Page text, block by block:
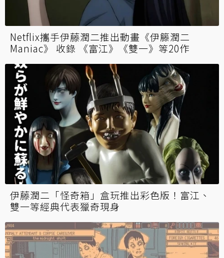
Netflix攜手伊藤潤二推出動畫《伊籐潤二
Maniac》 收錄 《富江》《雙一》等20作
伊藤潤二「怪奇箱」盒玩推出彩色版！富江、
雙一等經典代表獵奇現身